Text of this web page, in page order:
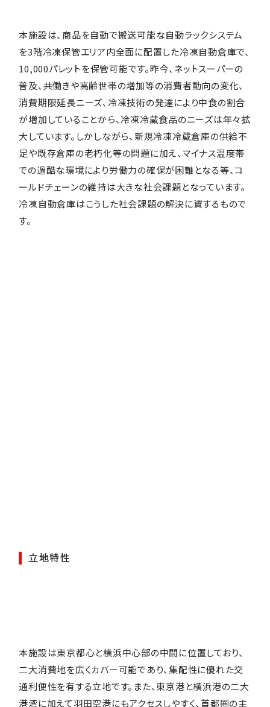
本施設は、商品を自動で搬送可能な自動ラックシステム
を3階冷凍保管エリア内全面に配置した冷凍自動倉庫で、
10,000パレットを保管可能です。昨今、ネットスーパーの
普及、共働きや高齢世帯の増加等の消費者動向の変化、
消費期限延長ニーズ、冷凍技術の発達により中食の割合
が増加していることから、冷凍冷蔵食品のニーズは年々拡
大しています。しかしながら、新規冷凍冷蔵倉庫の供給不
足や既存倉庫の老朽化等の問題に加え、マイナス温度帯
での過酷な環境により労働力の確保が困難となる等、コ
ールドチェーンの維持は大きな社会課題となっています。
冷凍自動倉庫はこうした社会課題の解決に資するもので
す。
立地特性
本施設は東京都心と横浜中心部の中間に位置しており、
二大消費地を広くカバー可能であり、集配性に優れた交
通利便性を有する立地です。また、東京港と横浜港の二大
港湾に加えて羽田空港にもアクセスしやすく、首都圏の主